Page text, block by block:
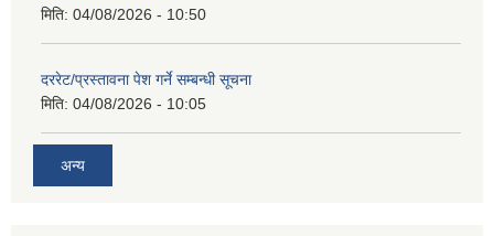
मिति: 04/08/2026 - 10:50
दररेट/प्रस्तावना पेश गर्ने सम्बन्धी सूचना
मिति: 04/08/2026 - 10:05
अन्य